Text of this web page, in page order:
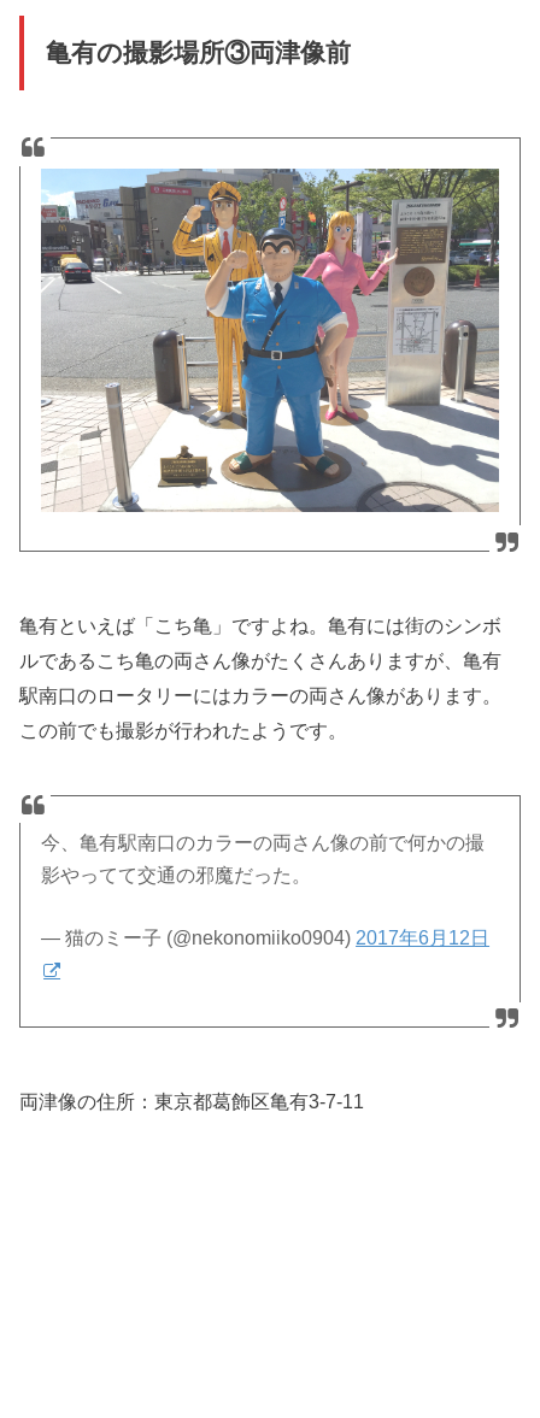
亀有の撮影場所③両津像前
亀有といえば「こち亀」ですよね。亀有には街のシンボ
ルであるこち亀の両さん像がたくさんありますが、亀有
駅南口のロータリーにはカラーの両さん像があります。
この前でも撮影が行われたようです。
今、亀有駅南口のカラーの両さん像の前で何かの撮
影やってて交通の邪魔だった。
— 猫のミー子 (@nekonomiiko0904) 2017年6月12日
両津像の住所：東京都葛飾区亀有3-7-11